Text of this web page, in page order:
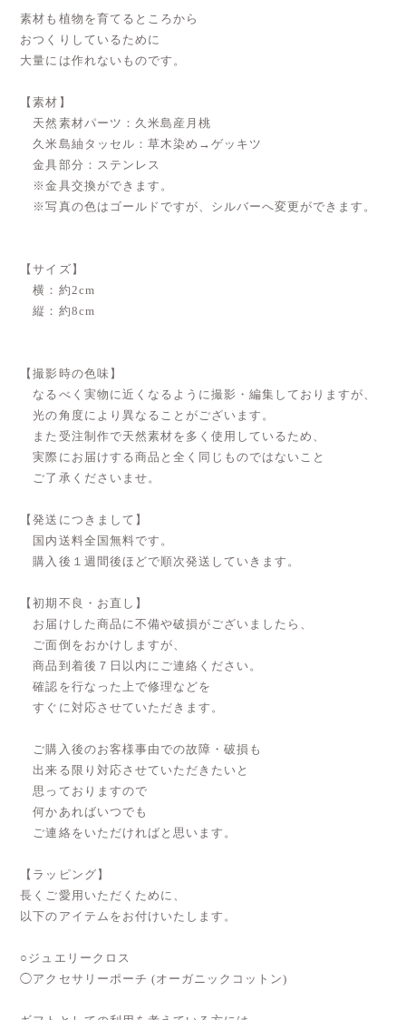
素材も植物を育てるところから
おつくりしているために
大量には作れないものです。
【素材】
天然素材パーツ：久米島産月桃
久米島紬タッセル：草木染め→ゲッキツ
金具部分：ステンレス
※金具交換ができます。
※写真の色はゴールドですが、シルバーへ変更ができます。
【サイズ】
横：約2cm
縦：約8cm
【撮影時の色味】
なるべく実物に近くなるように撮影・編集しておりますが、
光の角度により異なることがございます。
また受注制作で天然素材を多く使用しているため、
実際にお届けする商品と全く同じものではないこと
ご了承くださいませ。
【発送につきまして】
国内送料全国無料です。
購入後１週間後ほどで順次発送していきます。
【初期不良・お直し】
お届けした商品に不備や破損がございましたら、
ご面倒をおかけしますが、
商品到着後７日以内にご連絡ください。
確認を行なった上で修理などを
すぐに対応させていただきます。
ご購入後のお客様事由での故障・破損も
出来る限り対応させていただきたいと
思っておりますので
何かあればいつでも
ご連絡をいただければと思います。
【ラッピング】
長くご愛用いただくために、
以下のアイテムをお付けいたします。
○ジュエリークロス
◯アクセサリーポーチ (オーガニックコットン)